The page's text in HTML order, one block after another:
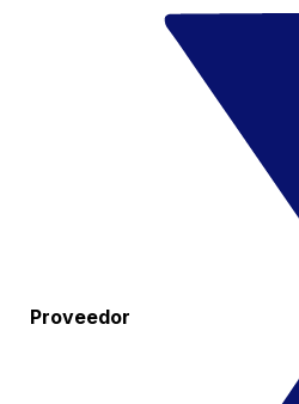
Proveedor